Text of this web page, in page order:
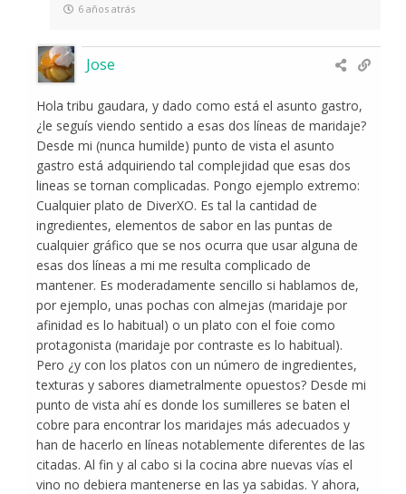
6 años atrás
Jose
Hola tribu gaudara, y dado como está el asunto gastro,
¿le seguís viendo sentido a esas dos líneas de maridaje?
Desde mi (nunca humilde) punto de vista el asunto
gastro está adquiriendo tal complejidad que esas dos
lineas se tornan complicadas. Pongo ejemplo extremo:
Cualquier plato de DiverXO. Es tal la cantidad de
ingredientes, elementos de sabor en las puntas de
cualquier gráfico que se nos ocurra que usar alguna de
esas dos líneas a mi me resulta complicado de
mantener. Es moderadamente sencillo si hablamos de,
por ejemplo, unas pochas con almejas (maridaje por
afinidad es lo habitual) o un plato con el foie como
protagonista (maridaje por contraste es lo habitual).
Pero ¿y con los platos con un número de ingredientes,
texturas y sabores diametralmente opuestos? Desde mi
punto de vista ahí es donde los sumilleres se baten el
cobre para encontrar los maridajes más adecuados y
han de hacerlo en líneas notablemente diferentes de las
citadas. Al fin y al cabo si la cocina abre nuevas vías el
vino no debiera mantenerse en las ya sabidas. Y ahora,